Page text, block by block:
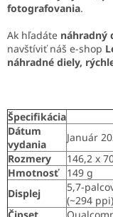
fotografovania.
Ak hľadáte náhradný
navštíviť náš e-shop
náhradné diely,
Špecifikácia
Dátum
vydania
Január
Rozmery
146,2 x
Hmotnosť
149 g
Displej
5,7-
(~294 ppi)